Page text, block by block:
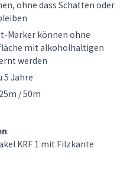
ohne dass Schatten oder
Marker können ohne
mit alkoholhaltigen
werden
5 Jahre
/ 50m
:
KRF 1 mit Filzkante